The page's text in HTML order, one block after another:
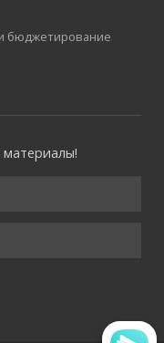
бюджетирование